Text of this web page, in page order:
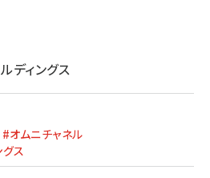
ディングス
#オムニチャネル
ス